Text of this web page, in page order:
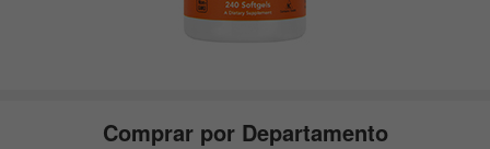
Comprar por Departamento